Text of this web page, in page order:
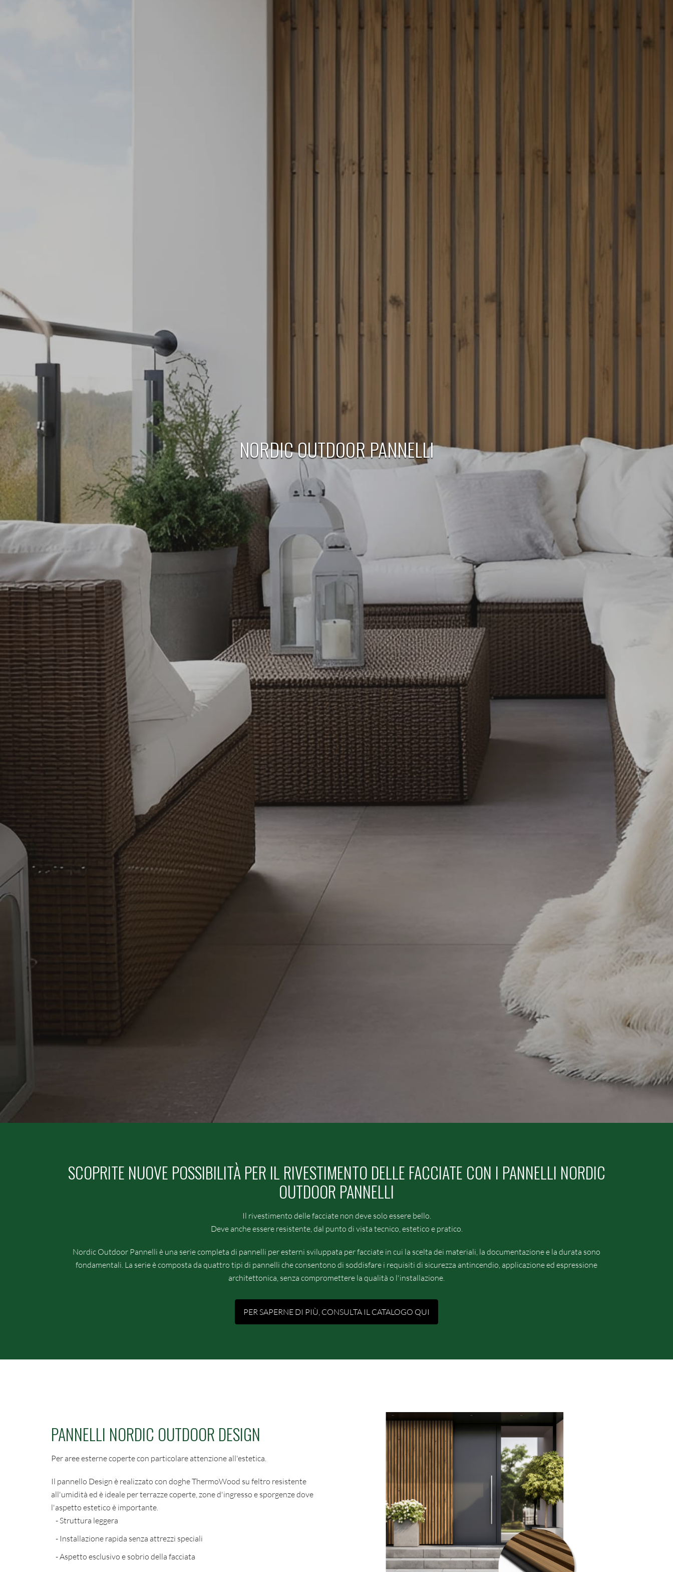
NORDIC OUTDOOR PANNELLI
SCOPRITE NUOVE POSSIBILITÀ PER IL RIVESTIMENTO DELLE FACCIATE CON I PANNELLI NORDIC
OUTDOOR PANNELLI
Il rivestimento delle facciate non deve solo essere bello.
Deve anche essere resistente, dal punto di vista tecnico, estetico e pratico.
Nordic Outdoor Pannelli è una serie completa di pannelli per esterni sviluppata per facciate in cui la scelta dei materiali, la documentazione e la durata sono
fondamentali. La serie è composta da quattro tipi di pannelli che consentono di soddisfare i requisiti di sicurezza antincendio, applicazione ed espressione
architettonica, senza compromettere la qualità o l'installazione.
PER SAPERNE DI PIÙ, CONSULTA IL CATALOGO QUI
PANNELLI NORDIC OUTDOOR DESIGN
Per aree esterne coperte con particolare attenzione all'estetica.
Il pannello Design è realizzato con doghe ThermoWood su feltro resistente
all'umidità ed è ideale per terrazze coperte, zone d'ingresso e sporgenze dove
l'aspetto estetico è importante.
- Struttura leggera
- Installazione rapida senza attrezzi speciali
- Aspetto esclusivo e sobrio della facciata